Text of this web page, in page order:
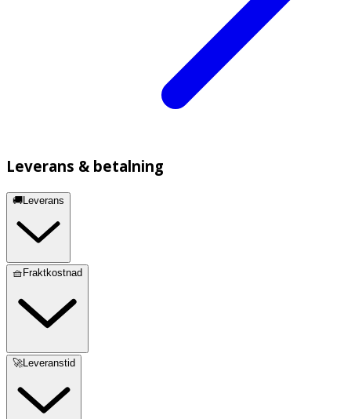
Leverans & betalning
🚚Leverans
🧺Fraktkostnad
🚀Leveranstid